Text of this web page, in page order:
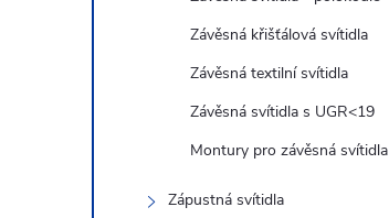
Závěsná křišťálová svítidla
Závěsná textilní svítidla
Závěsná svítidla s UGR<19
Montury pro závěsná svítidla
Zápustná svítidla